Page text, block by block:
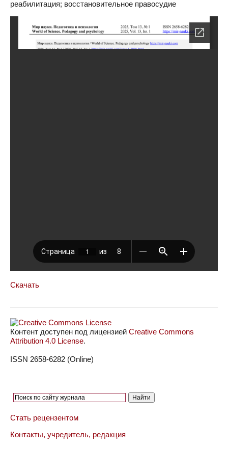
реабилитация; восстановительное правосудие
Скачать
Контент доступен под лицензией Creative Commons
Attribution 4.0 License.
ISSN 2658-6282 (Online)
Стать рецензентом
Контакты, учредитель, редакция